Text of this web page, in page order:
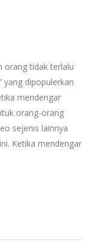
orang tidak terlalu
yang dipopulerkan
mendengar
orang-orang
sejenis lainnya
Ketika mendengar